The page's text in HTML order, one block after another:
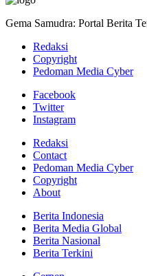
Gema Samudra: Portal Berita
Redaksi
Copyright
Pedoman Media Cyber
Facebook
Twitter
Instagram
Redaksi
Contact
Pedoman Media Cyber
Copyright
About
Berita Indonesia
Berita Media Global
Berita Nasional
Berita Terkini